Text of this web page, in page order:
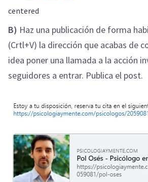
centered
B) Haz una publicación de forma
(Crtl+V) la dirección que acabas de
idea poner una llamada a la acción
seguidores a entrar. Publica el post.